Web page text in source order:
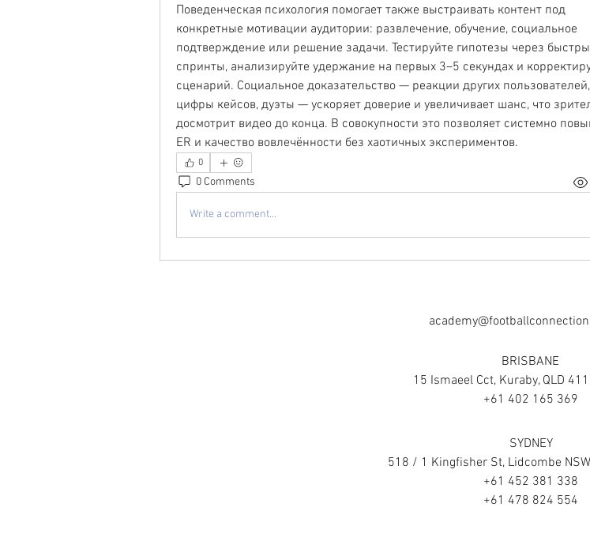
Поведенческая психология помогает также выстраивать контент под
конкретные мотивации аудитории: развлечение, обучение, социальное
подтверждение или решение задачи. Тестируйте гипотезы через
спринты, анализируйте удержание на первых 3–5 секундах и
сценарий. Социальное доказательство — реакции других пользователей,
цифры кейсов, дуэты — ускоряет доверие и увеличивает шанс, что
досмотрит видео до конца. В совокупности это позволяет системно
ER и качество вовлечённости без хаотичных экспериментов.
0
0 Comments
Write a comment...
BRISBANE
15 Ismaeel Cct, Kuraby, QLD
+61 402 165 369
SYDNEY
518 / 1 Kingfisher St, Lidcombe
+61 452 381 338
+61 478 824 554